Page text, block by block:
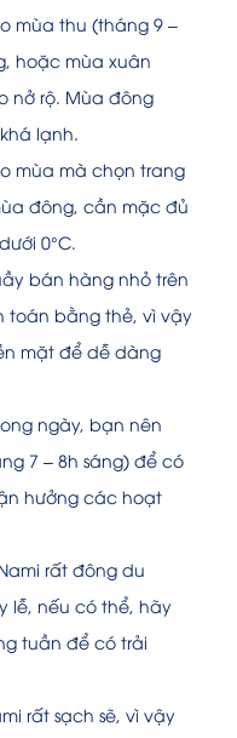
mùa thu (tháng 9 –
hoặc mùa xuân
nở rộ. Mùa đông
lạnh.
mùa mà chọn trang
đông, cần mặc đủ
0°C.
bán hàng nhỏ trên
toán bằng thẻ, vì vậy
mặt để dễ dàng
ngày, bạn nên
7 – 8h sáng) để có
hưởng các hoạt
rất đông du
lễ, nếu có thể, hãy
tuần để có trải
rất sạch sẽ, vì vậy